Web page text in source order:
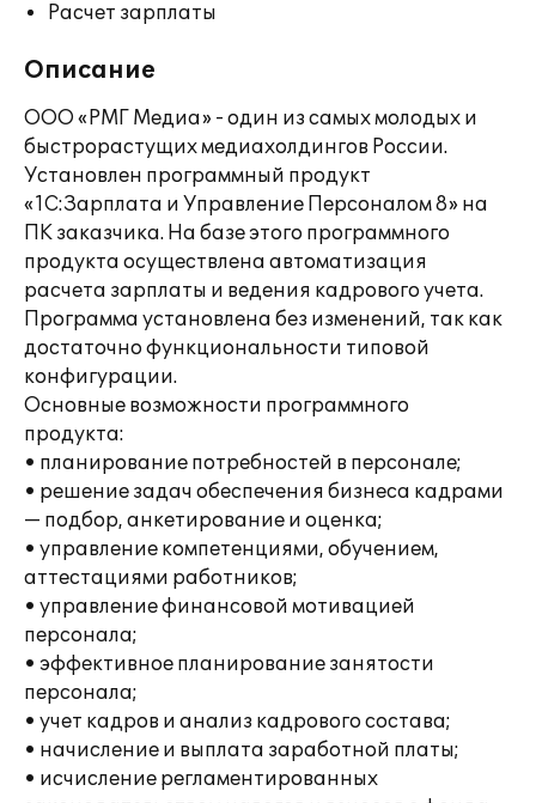
Расчет зарплаты
Описание
ООО «РМГ Медиа» - один из самых молодых и
быстрорастущих медиахолдингов России.
Установлен программный продукт
«1С:Зарплата и Управление Персоналом 8» на
ПК заказчика. На базе этого программного
продукта осуществлена автоматизация
расчета зарплаты и ведения кадрового учета.
Программа установлена без изменений, так как
достаточно функциональности типовой
конфигурации.
Основные возможности программного
продукта:
• планирование потребностей в персонале;
• решение задач обеспечения бизнеса кадрами
— подбор, анкетирование и оценка;
• управление компетенциями, обучением,
аттестациями работников;
• управление финансовой мотивацией
персонала;
• эффективное планирование занятости
персонала;
• учет кадров и анализ кадрового состава;
• начисление и выплата заработной платы;
• исчисление регламентированных